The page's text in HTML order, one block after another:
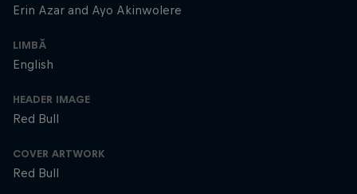
Erin Azar and Ayo Akinwolere
LIMBĂ
English
HEADER IMAGE
Red Bull
COVER ARTWORK
Red Bull